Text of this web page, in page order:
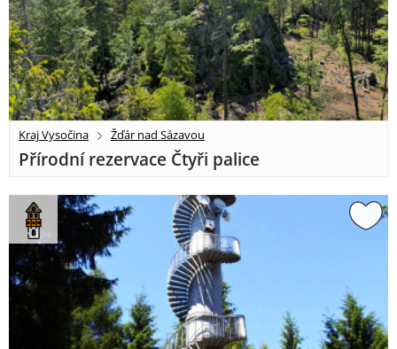
Kraj Vysočina Žďár nad Sázavou
Přírodní rezervace Čtyři palice